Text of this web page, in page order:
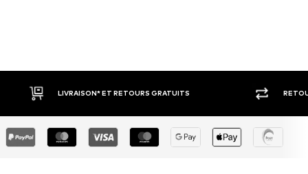
RETOUR SOUS 30 JOURS LARGE